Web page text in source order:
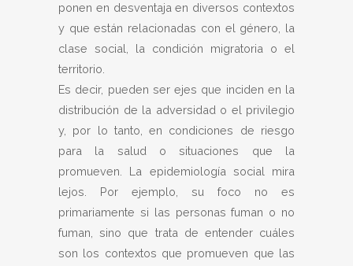
ponen en desventaja en diversos contextos
y que están relacionadas con el género, la
clase social, la condición migratoria o el
territorio.
Es decir, pueden ser ejes que inciden en la
distribución de la adversidad o el privilegio
y, por lo tanto, en condiciones de riesgo
para la salud o situaciones que la
promueven. La epidemiología social mira
lejos. Por ejemplo, su foco no es
primariamente si las personas fuman o no
fuman, sino que trata de entender cuáles
son los contextos que promueven que las